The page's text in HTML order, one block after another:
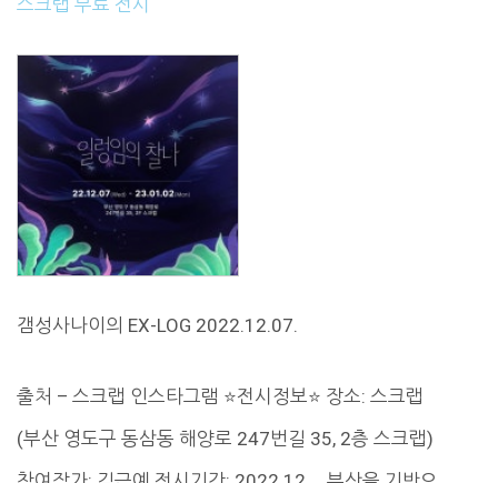
스크랩 무료 전시
갬성사나이의 EX-LOG 2022.12.07.
출처 – 스크랩 인스타그램 ⭐️전시정보⭐️ 장소: 스크랩
(부산 영도구 동삼동 해양로 247번길 35, 2층 스크랩)